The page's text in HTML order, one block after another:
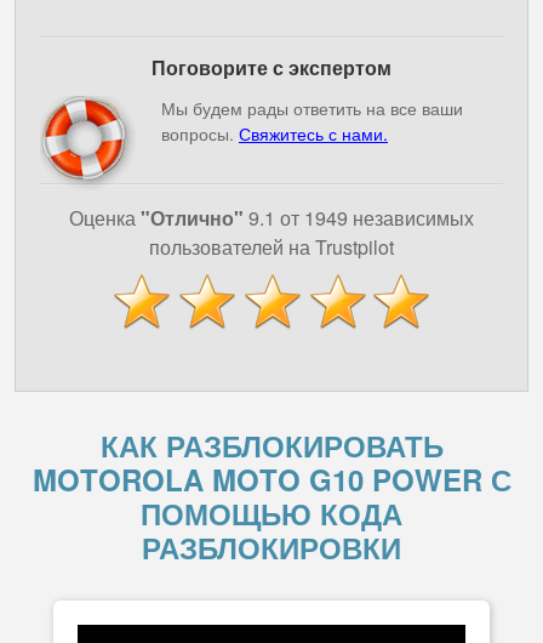
Поговорите с экспертом
Мы будем рады ответить на все ваши
вопросы. Свяжитесь с нами.
Оценка"Отлично" 9.1 от 1949 независимых
пользователей на Trustpilot
КАК РАЗБЛОКИРОВАТЬ
MOTOROLA MOTO G10 POWER С
ПОМОЩЬЮ КОДА
РАЗБЛОКИРОВКИ